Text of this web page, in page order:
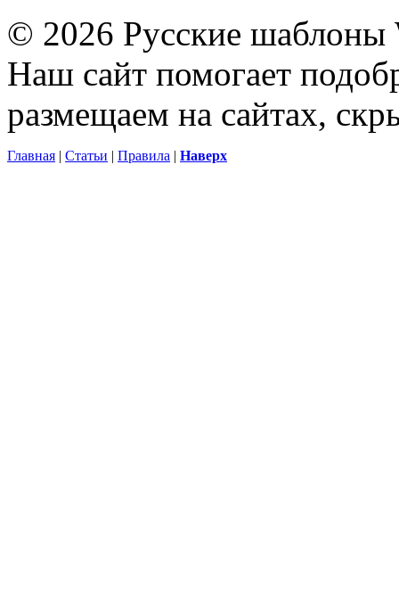
© 2026 Русские шаблоны
Наш сайт помогает
размещаем на сайтах,
Главная | Статьи | Правила | Наверх